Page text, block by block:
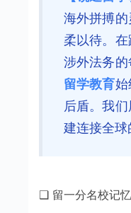
海外拼搏
柔以待。
涉外法务
留学教育始
后盾。我
建连接全球
❑ 留一分名校记